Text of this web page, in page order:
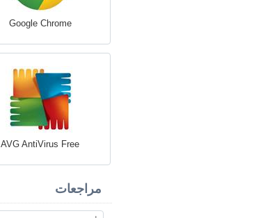
Google Chrome
AVG AntiVirus Free
مراجعات